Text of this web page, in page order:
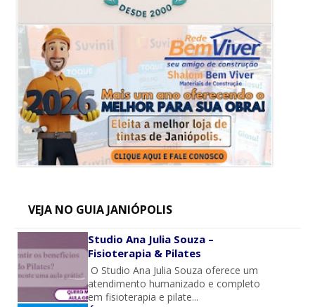
VEJA NO GUIA JANIÓPOLIS
Studio Ana Julia Souza –
Fisioterapia & Pilates
O Studio Ana Julia Souza oferece um
atendimento humanizado e completo
em fisioterapia e pilate...